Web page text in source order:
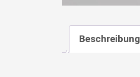
Beschreibung